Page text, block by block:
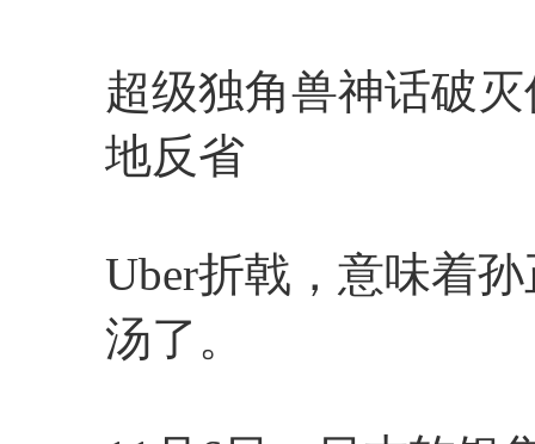
超级独角兽神话破
地反省
Uber折戟，意味着
汤了。